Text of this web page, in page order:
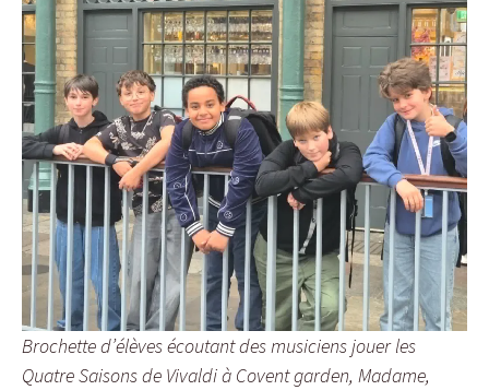
Brochette d’élèves écoutant des musiciens jouer les
Quatre Saisons de Vivaldi à Covent garden, Madame,